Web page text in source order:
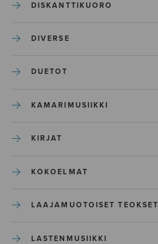
DISKANTTIKUORO
DIVERSE
DUETOT
KAMARIMUSIIKKI
KIRJAT
KOKOELMAT
LAAJAMUOTOISET TEOKSET
LASTENMUSIIKKI